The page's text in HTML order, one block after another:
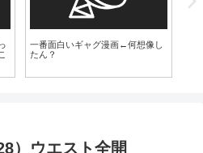
一番面白いギャグ漫画←何想像し
たん？
）ウエスト全開